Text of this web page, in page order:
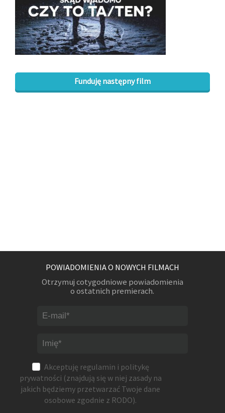
WESPRZYJ NAS
PARTNERZY
NEWSLETTER
Funduję następny film
POWIADOMIENIA O NOWYCH FILMACH
Otrzymuj cotygodniowe powiadomienia
o ostatnich premierach.
Akceptuję regulamin i politykę
prywatności (znajdują się w niej zasady na
jakich będziemy przetwarzać Twoje dane
osobowe zgodnie z RODO).